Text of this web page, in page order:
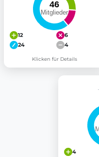
12
6
24
4
Klicken für Details
4